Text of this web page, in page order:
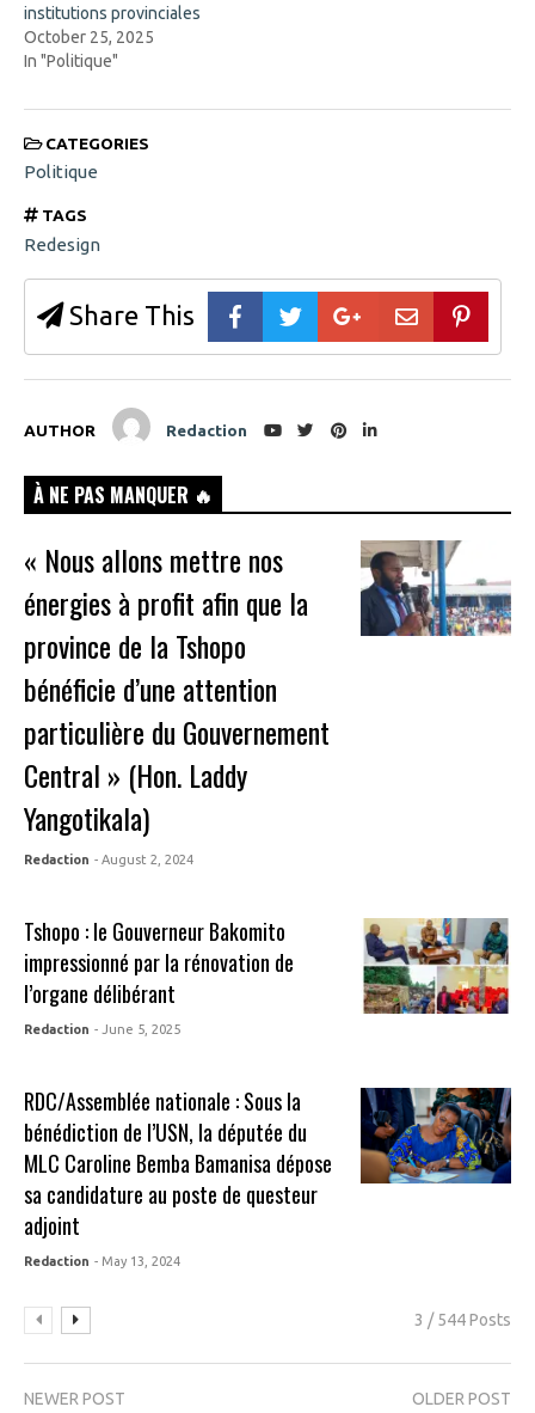
institutions provinciales
October 25, 2025
In "Politique"
CATEGORIES
Politique
TAGS
Redesign
Share This
AUTHOR Redaction
À NE PAS MANQUER 🔥
« Nous allons mettre nos
énergies à profit afin que la
province de la Tshopo
bénéficie d’une attention
particulière du Gouvernement
Central » (Hon. Laddy
Yangotikala)
Redaction - August 2, 2024
Tshopo : le Gouverneur Bakomito
impressionné par la rénovation de
l’organe délibérant
Redaction - June 5, 2025
RDC/Assemblée nationale : Sous la
bénédiction de l’USN, la députée du
MLC Caroline Bemba Bamanisa dépose
sa candidature au poste de questeur
adjoint
Redaction - May 13, 2024
3 / 544 Posts
NEWER POST OLDER POST